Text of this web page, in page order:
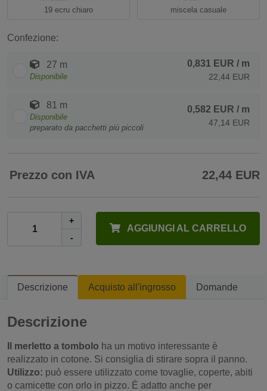
19 ecru chiaro miscela casuale
Confezione:
27 m
Disponibile
0,831 EUR / m
22,44 EUR
81 m
Disponibile
preparato da pacchetti più piccoli
0,582 EUR / m
47,14 EUR
Prezzo con IVA 22,44 EUR
+
-
AGGIUNGI AL CARRELLO
Descrizione Acquisto all'ingrosso Domande
Descrizione
Il merletto a tombolo ha un motivo interessante è
realizzato in cotone. Si consiglia di stirare sopra il panno.
Utilizzo: può essere utilizzato come tovaglie, coperte, abiti
o camicette con orlo in pizzo. È adatto anche per